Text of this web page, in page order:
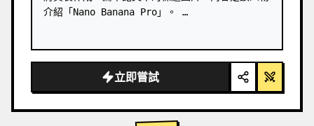
介紹「Nano Banana Pro」。 …
立即嘗試